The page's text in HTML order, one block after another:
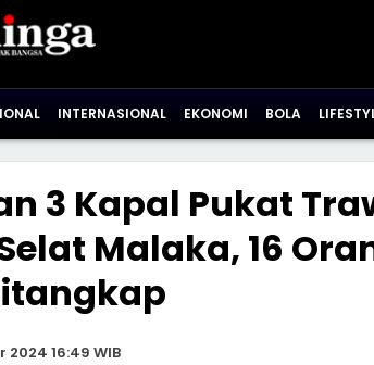
INTERNASIONAL EKONOMI BOLA
3 Kapal Pukat
Malaka, 16
2024 16:49 WIB